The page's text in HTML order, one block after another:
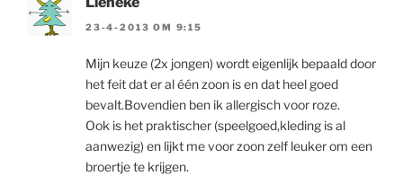
23-4-2013 OM 9:15
Mijn keuze (2x jongen) wordt eigenlijk bepaald door
het feit dat er al één zoon is en dat heel goed
bevalt.Bovendien ben ik allergisch voor roze.
Ook is het praktischer (speelgoed,kleding is al
aanwezig) en lijkt me voor zoon zelf leuker om een
broertje te krijgen.